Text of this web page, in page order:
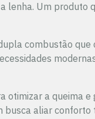
lenha. Um produto
combustão que
otimizar a queima e
busca aliar conforto